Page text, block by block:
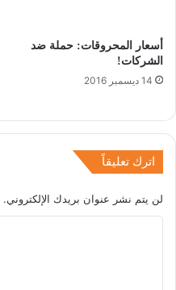
أسعار المحروقات: حملة ضد
الشركات!
14 ديسمبر 2016
اترك تعليقاً
لن يتم نشر عنوان بريدك الإلكتروني.